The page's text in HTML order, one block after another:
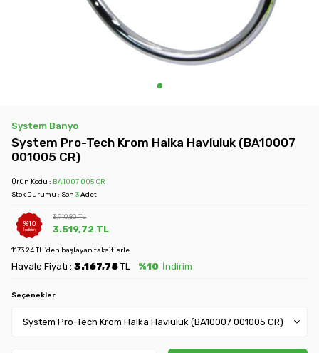
System Banyo
System Pro-Tech Krom Halka Havluluk (BA10007
001005 CR)
Ürün Kodu : BA1007 005 CR
Stok Durumu : Son 3Adet
%10
İndirim
3.910,80TL
3.519,72 TL
1173.24 TL 'den başlayan taksitlerle
Havale Fiyatı : 3.167,75 TL %10 İndirim
Seçenekler